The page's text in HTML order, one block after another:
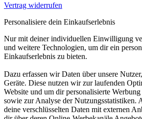
Vertrag widerrufen
Personalisiere dein Einkaufserlebnis
Nur mit deiner individuellen Einwilligung
und weitere Technologien, um dir ein
Einkaufserlebnis zu bieten.
Dazu erfassen wir Daten über unsere
Geräte. Diese nutzen wir zur laufenden
Website und um dir personalisierte
sowie zur Analyse der Nutzungsstatistiken.
deine verschlüsselten Daten mit externen